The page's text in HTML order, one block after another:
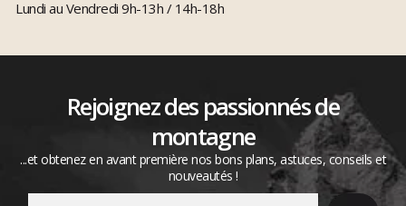
Lundi au Vendredi 9h-13h / 14h-18h
Rejoignez des passionnés de
montagne
...et obtenez en avant première nos bons plans, astuces, conseils et
nouveautés !